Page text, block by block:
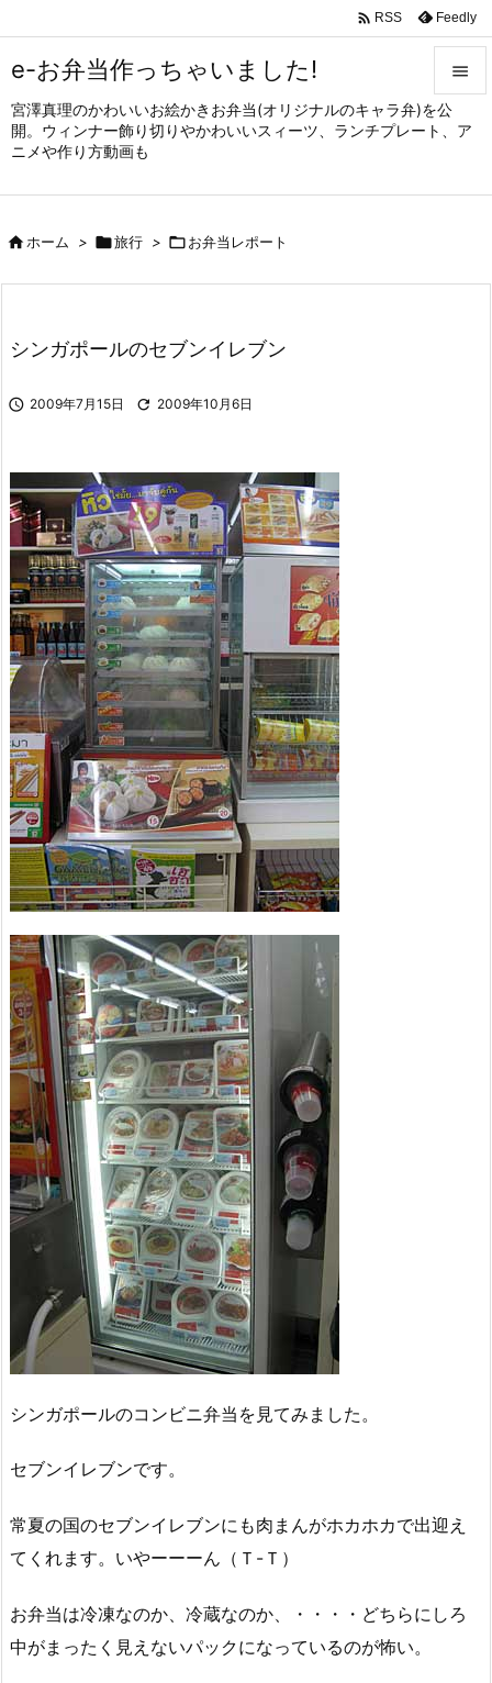
e-お弁当作っちゃいました!
宮澤真理のかわいいお絵かきお弁当(オリジナルのキャラ弁)を公
開。ウィンナー飾り切りやかわいいスィーツ、ランチプレート、ア
ニメや作り方動画も


メニュ
サイド

 RSS Feedly
ホーム > 旅行 > お弁当レポート
シンガポールのセブンイレブン
 2009年7月15日  2009年10月6日
シンガポールのコンビニ弁当を見てみました。
セブンイレブンです。
常夏の国のセブンイレブンにも肉まんがホカホカで出迎え
てくれます。いやーーーん（Ｔ-Ｔ）
お弁当は冷凍なのか、冷蔵なのか、・・・・どちらにしろ
中がまったく見えないパックになっているのが怖い。